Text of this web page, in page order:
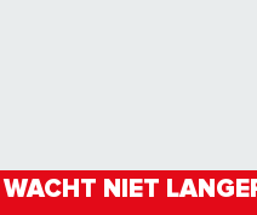
WACHT NIET